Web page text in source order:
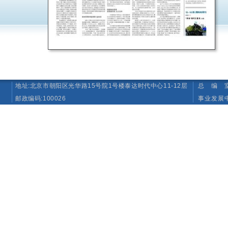
地址:北京市朝阳区光华路15号院1号楼泰达时代中心11-12层
邮政编码:100026
总 编 室
事业发